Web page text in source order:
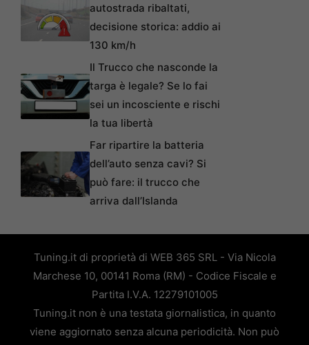
autostrada ribaltati,
decisione storica: addio ai
130 km/h
Il Trucco che nasconde la
targa è legale? Se lo fai
sei un incosciente e rischi
la tua libertà
Far ripartire la batteria
dell’auto senza cavi? Si
può fare: il trucco che
arriva dall’Islanda
Tuning.it di proprietà di WEB 365 SRL - Via Nicola
Marchese 10, 00141 Roma (RM) - Codice Fiscale e
Partita I.V.A. 12279101005
Tuning.it non è una testata giornalistica, in quanto
viene aggiornato senza alcuna periodicità. Non può